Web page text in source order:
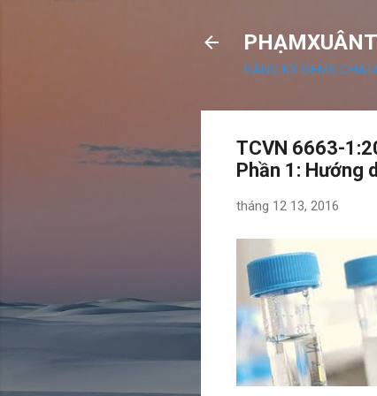
ĐĂNG KÝ OEMS
TCVN 6663-
Phần 1: Hướng
tháng 12 13, 2016